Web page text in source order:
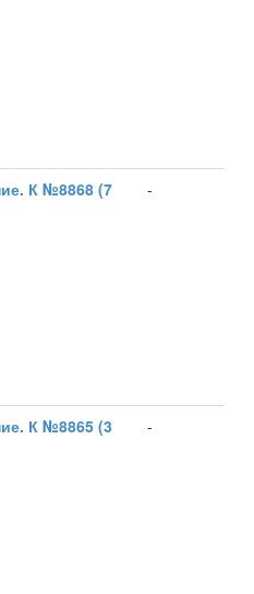
К №8868 (7
-
К №8865 (3
-